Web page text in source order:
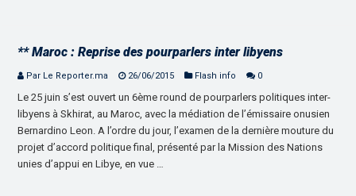
** Maroc : Reprise des pourparlers inter libyens
Par Le Reporter.ma 26/06/2015 Flash info 0
Le 25 juin s’est ouvert un 6ème round de pourparlers politiques inter-
libyens à Skhirat, au Maroc, avec la médiation de l’émissaire onusien
Bernardino Leon. A l’ordre du jour, l’examen de la dernière mouture du
projet d’accord politique final, présenté par la Mission des Nations
unies d’appui en Libye, en vue …